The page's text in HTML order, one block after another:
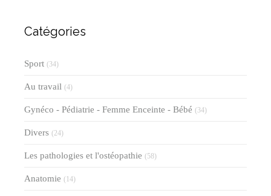
Catégories
Sport (34)
Au travail (4)
Gynéco - Pédiatrie - Femme Enceinte - Bébé (34)
Divers (24)
Les pathologies et l'ostéopathie (58)
Anatomie (14)